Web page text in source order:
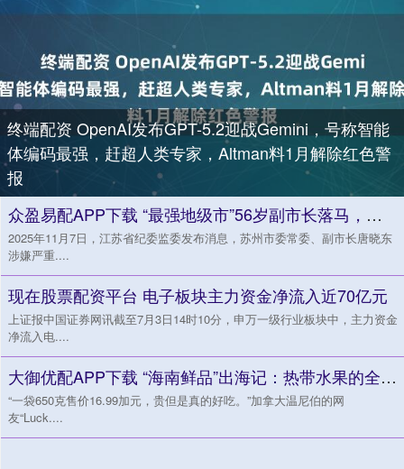
终端配资 OpenAI发布GPT-5.2迎战Gemini，号称智能
体编码最强，赶超人类专家，Altman料1月解除红色警
报
众盈易配APP下载 “最强地级市”56岁副市长落马，曾负责生态文明建设与开放型经济工作
2025年11月7日，江苏省纪委监委发布消息，苏州市委常委、副市长唐晓东
涉嫌严重....
现在股票配资平台 电子板块主力资金净流入近70亿元
上证报中国证券网讯截至7月3日14时10分，申万一级行业板块中，主力资金
净流入电....
大御优配APP下载 “海南鲜品”出海记：热带水果的全球“鲜”行之路
“一袋650克售价16.99加元，贵但是真的好吃。”加拿大温尼伯的网
友“Luck....